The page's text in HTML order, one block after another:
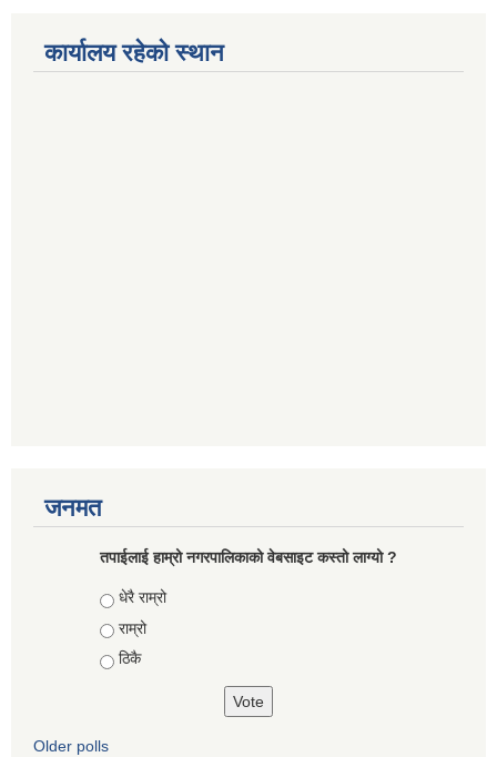
कार्यालय रहेको स्थान
जनमत
तपाईलाई हाम्रो नगरपालिकाको वेबसाइट कस्तो लाग्यो ?
Choices
धेरै राम्रो
राम्रो
ठिकै
Older polls